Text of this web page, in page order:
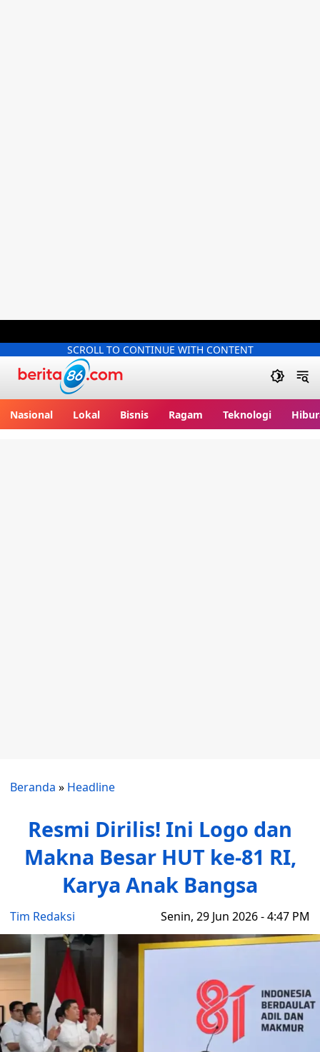
SCROLL TO CONTINUE WITH CONTENT
Nasional Lokal Bisnis Ragam Teknologi
Beranda » Headline
Resmi Dirilis! Ini Logo dan
Makna Besar HUT ke-81 RI,
Karya Anak Bangsa
Tim Redaksi Senin, 29 Jun 2026 - 4:47 PM